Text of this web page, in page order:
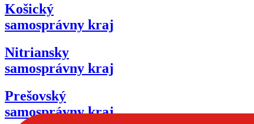
Košický
samosprávny kraj
Nitriansky
samosprávny kraj
Prešovský
samosprávny kraj